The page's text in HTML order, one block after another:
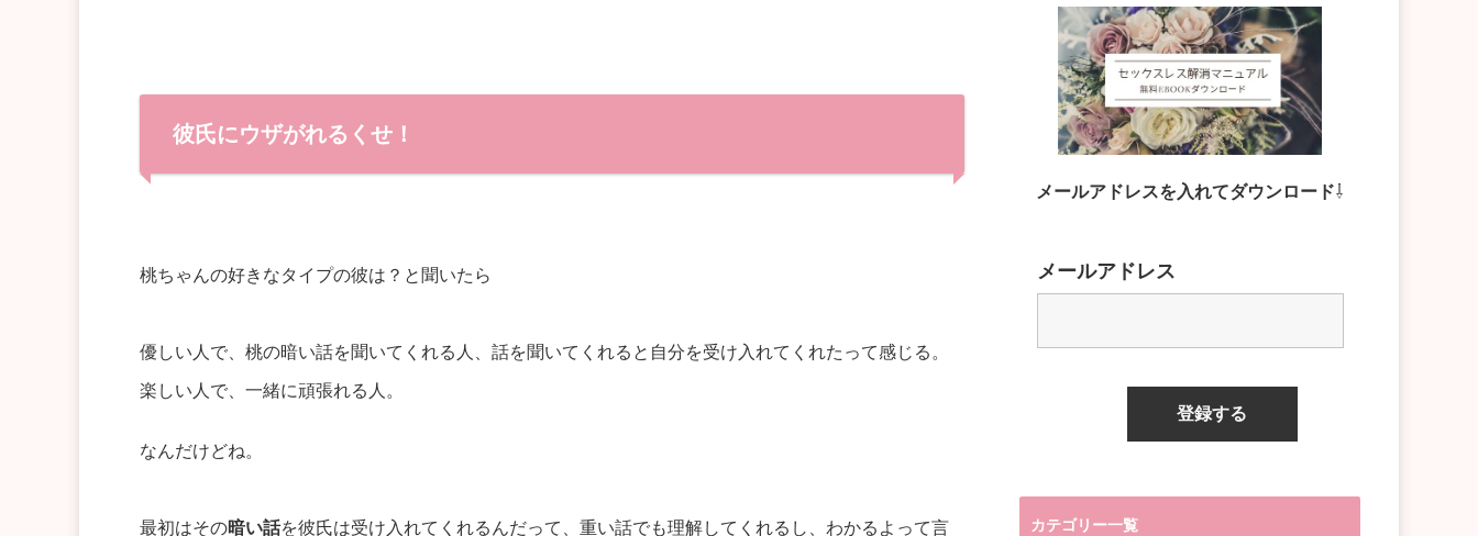
彼氏にウザがれるくせ！
桃ちゃんの好きなタイプの彼は？と聞いたら
優しい人で、桃の暗い話を聞いてくれる人、話を聞いてくれると自分を受け入れてくれたって感じる。
楽しい人で、一緒に頑張れる人。
なんだけどね。
最初はその暗い話を彼氏は受け入れてくれるんだって、重い話でも理解してくれるし、わかるよって言
メールアドレスを入れてダウンロード⇩
メールアドレス
カテゴリー一覧